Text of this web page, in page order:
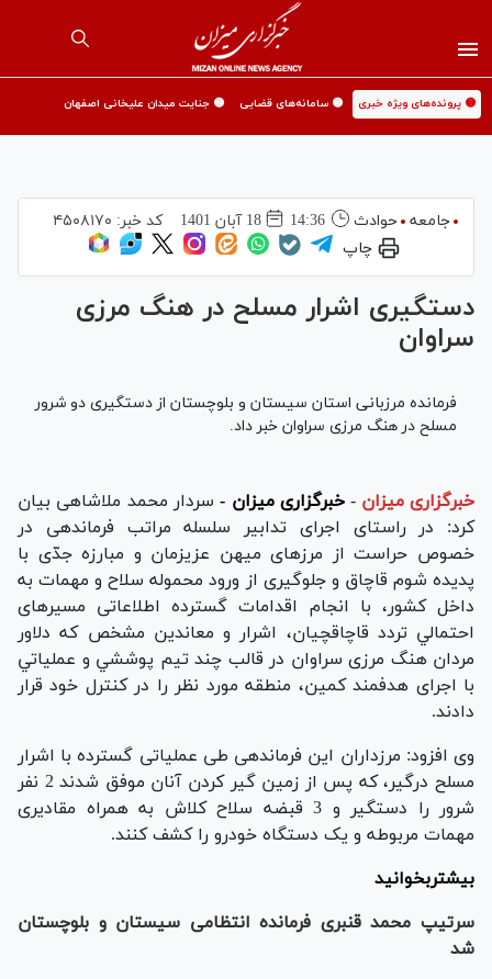
🟡 پرونده‌های ویژه خبری 🟡 سامانه‌های قضایی 🟡 جنایت میدان علیخانی اصفهان
جامعه حوادث 14:36 18 آبان 1401 کد خبر: ۴۵۰۸۱۷۰
چاپ
دستگیری اشرار مسلح در هنگ مرزی
سراوان
فرمانده مرزبانی استان سیستان و بلوچستان از دستگیری دو شرور
مسلح در هنگ مرزی سراوان خبر داد.
خبرگزاری میزان - خبرگزاری میزان -سردار محمد ملاشاهی بیان
کرد: در راستای اجرای تدابير سلسله مراتب فرماندهی در
خصوص حراست از مرزهای ميهن عزيزمان و مبارزه جدّی با
پديده شوم قاچاق و جلوگيری از ورود محموله سلاح و مهمات به
داخل کشور، با انجام اقدامات گسترده اطلاعاتی مسيرهای
احتمالي تردد قاچاقچيان، اشرار و معاندين مشخص که دلاور
مردان هنگ مرزی سراوان در قالب چند تيم پوششي و عملياتي
با اجرای هدفمند كمين، منطقه مورد نظر را در كنترل خود قرار
دادند.
وی افزود: مرزداران اين فرماندهی طی عملياتی گسترده با اشرار
مسلح درگير، كه پس از زمين گير كردن آنان موفق شدند 2 نفر
شرور را دستگير و 3 قبضه سلاح كلاش به همراه مقاديری
مهمات مربوطه و يک دستگاه خودرو را كشف کنند.
بیشتربخوانید
سرتیپ محمد قنبری فرمانده انتظامی سیستان و بلوچستان
شد